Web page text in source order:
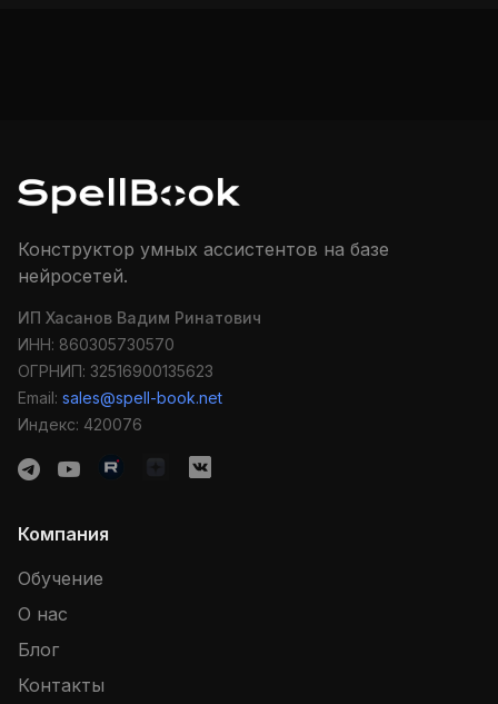
Конструктор умных ассистентов на базе
нейросетей.
ИП Хасанов Вадим Ринатович
ИНН: 860305730570
ОГРНИП: 32516900135623
Email: sales@spell-book.net
Индекс: 420076
Компания
Обучение
О нас
Блог
Контакты